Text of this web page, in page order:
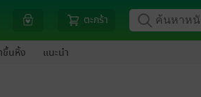
ตะกร้า
ขึ้นหิ้ง แนะนำ